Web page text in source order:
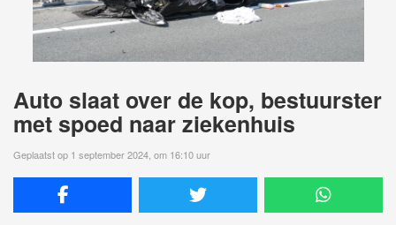
Auto slaat over de kop, bestuurster
met spoed naar ziekenhuis
Geplaatst op 1 september 2024, om 16:10 uur